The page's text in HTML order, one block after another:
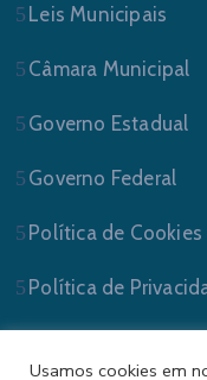
Leis Municipais
Câmara Municipal
Governo Estadual
Governo Federal
Política de Cookies
Política de
Usamos cookies em